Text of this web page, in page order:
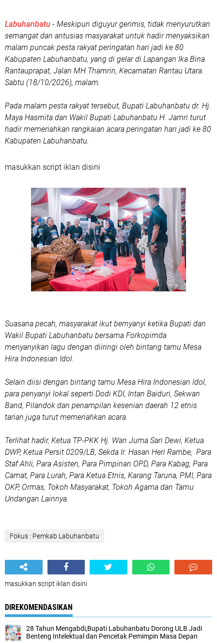
Labuhanbatu - Meskipun diguyur gerimis, tidak menyurutkan
semangat dan antusias masyarakat untuk hadir menyaksikan
malam puncak pesta rakyat peringatan hari jadi ke 80
Kabupaten Labuhanbatu, yang di gelar di Lapangan Ika Bina
Rantauprapat, Jalan MH Thamrin, Kecamatan Rantau Utara.
Sabtu (18/10/2026), malam.
Pada malam pesta rakyat tersebut, Bupati Labuhanbatu dr. Hj.
Maya Hasmita dan Wakil Bupati Labuhanbatu H. Jamri turut
hadir memeriahkan rangkaian acara peringatan hari jadi ke 80
Kabupaten Labuhanbatu.
masukkan script iklan disini
Suasana pecah, masyarakat ikut bernyanyi ketika Bupati dan
Wakil Bupati Labuhanbatu bersama Forkopimda
menyanyikan lagu dengan diiringi oleh bintang tamu Mesa
Hira Indonesian Idol.
Selain diisi dengan bintang tamu Mesa Hira Indonesian Idol,
para penyanyi lokal seperti Dodi KDI, Intan Baiduri, Sekwan
Band, Pilandok dan penampilan kesenian daerah 12 etnis
tarian juga turut memeriahkan acara.
Terlihat hadir, Ketua TP-PKK Hj. Wan Juma Sari Dewi, Ketua
DWP, Ketua Persit 0209/LB, Sekda Ir. Hasan Heri Rambe, Para
Staf Ahli, Para Asisten, Para Pimpinan OPD, Para Kabag, Para
Camat, Para Lurah, Para Ketua Etnis, Karang Taruna, PMI, Para
OKP, Ormas, Tokoh Masyarakat, Tokoh Agama dan Tamu
Undangan Lainnya.
Fokus : Pemkab Labuhanbatu
masukkan script iklan disini
DIREKOMENDASIKAN
28 Tahun Mengabdi,Bupati Labuhanbatu Dorong ULB Jadi
Benteng Intelektual dan Pencetak Pemimpin Masa Depan